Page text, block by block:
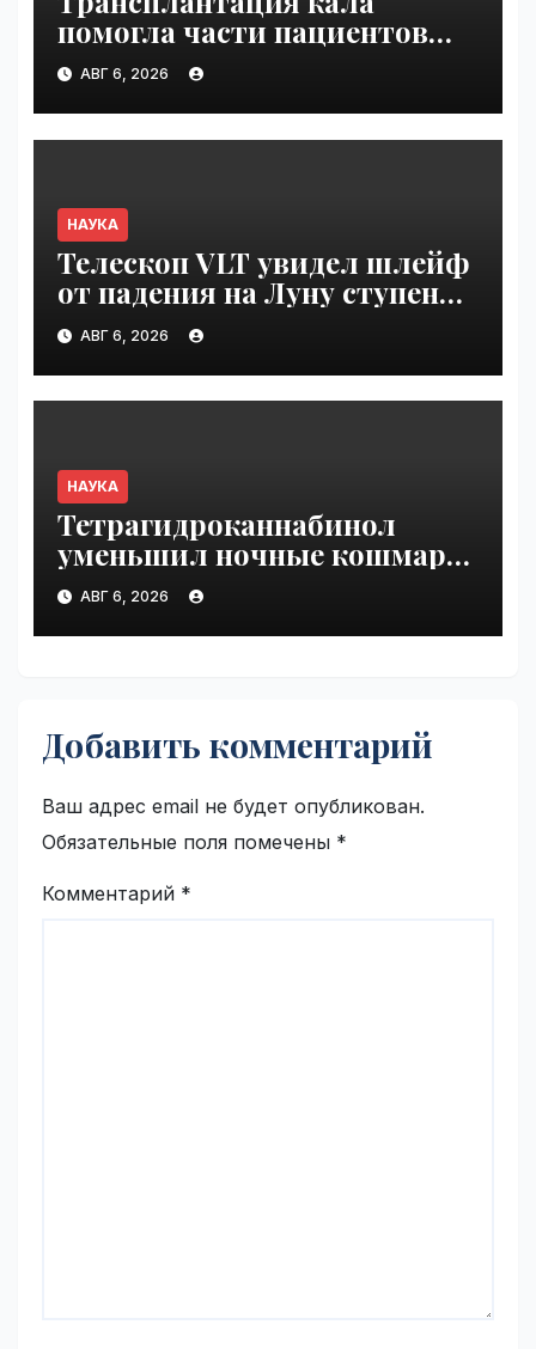
помогла части пациентов
с пищевой аллергией |
VseTime.ru
АВГ 6, 2026
НАУКА
Телескоп VLT увидел шлейф
от падения на Луну ступени
ракеты Falcon 9 | VseTime.ru
АВГ 6, 2026
НАУКА
Тетрагидроканнабинол
уменьшил ночные кошмары
при ПТСР | VseTime.ru
АВГ 6, 2026
Добавить комментарий
Ваш адрес email не будет опубликован.
Обязательные поля помечены *
Комментарий *